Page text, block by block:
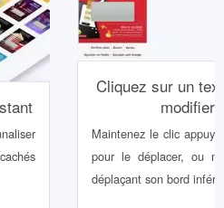
Cliquez sur un
modifier.
Maintenez le clic
pour le déplacer, ou
déplaçant son bord